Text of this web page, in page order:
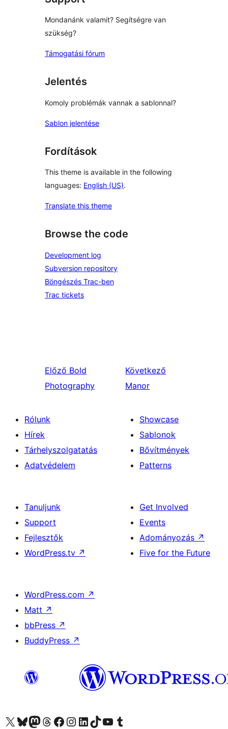
Mondanánk valamit? Segítségre van
szükség?
Támogatási fórum
Jelentés
Komoly problémák vannak a sablonnal?
Sablon jelentése
Fordítások
This theme is available in the following
languages: English (US).
Translate this theme
Browse the code
Development log
Subversion repository
Böngészés Trac-ben
Trac tickets
Előző Bold
Photography
Következő
Manor
Rólunk
Hírek
Tárhelyszolgatatás
Adatvédelem
Showcase
Sablonok
Bővítmények
Patterns
Tanuljunk
Support
Fejlesztők
WordPress.tv ↗
Get Involved
Events
Adományozás ↗
Five for the Future
WordPress.com ↗
Matt ↗
bbPress ↗
BuddyPress ↗
Visit our X (formerly Twitter) account
Visit our Bluesky account
Twitter csatornánk
Visit our Threads account
Facebook oldalunk megtekintése
Visit our Instagram account
Visit our LinkedIn account
Visit our TikTok account
Visit our YouTube channel
Visit our Tumblr account